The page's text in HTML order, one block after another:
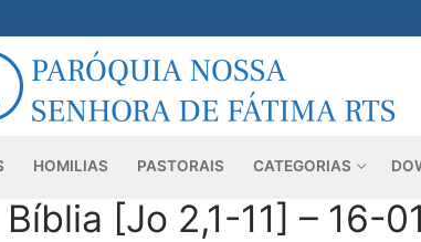
HOMILIAS PASTORAIS CATEGORIAS
[Jo 2,1-11] – 16-